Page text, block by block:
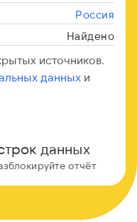
Россия
Найдено
источников.
данных и
данных
отчёт